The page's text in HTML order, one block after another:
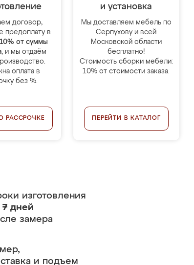
договор,
предоплату в
10% от суммы
, и мы отдаём
оплата в
без %.
РАССРОЧКЕ
и установка
Мы доставляем мебель по
Серпухову и всей
Московской области
бесплатно!
Стоимость сборки мебели:
10% от стоимости заказа.
ПЕРЕЙТИ В КАТАЛОГ
изготовления
7 дней
замера
и подъем